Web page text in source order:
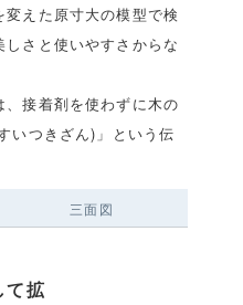
えた原寸大の模型で検
さと使いやすさからな
接着剤を使わずに木の
いつきざん)」という伝
三面図
拡